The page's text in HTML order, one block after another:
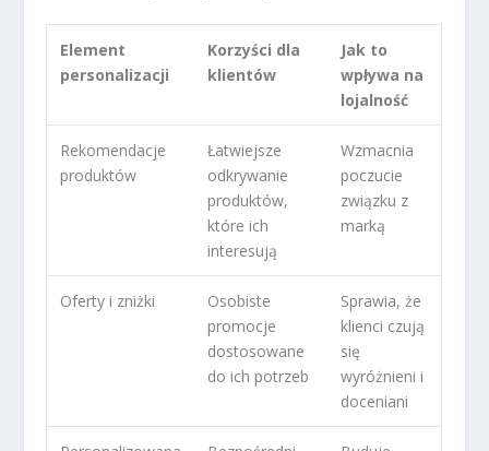
Element
personalizacji
Korzyści dla
klientów
Jak to
wpływa na
lojalność
Rekomendacje
produktów
Łatwiejsze
odkrywanie
produktów,
które ich
interesują
Wzmacnia
poczucie
związku z
marką
Oferty i zniżki
Osobiste
promocje
dostosowane
do ich potrzeb
Sprawia, że
klienci czują
się
wyróżnieni i
doceniani